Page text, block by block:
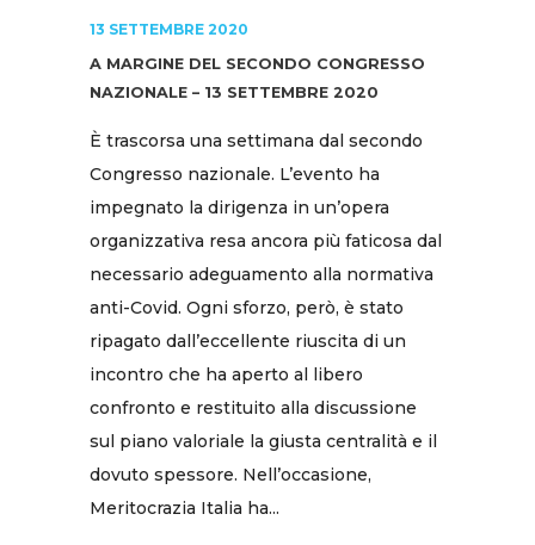
13 SETTEMBRE 2020
A MARGINE DEL SECONDO CONGRESSO
NAZIONALE – 13 SETTEMBRE 2020
È trascorsa una settimana dal secondo
Congresso nazionale. L’evento ha
impegnato la dirigenza in un’opera
organizzativa resa ancora più faticosa dal
necessario adeguamento alla normativa
anti-Covid. Ogni sforzo, però, è stato
ripagato dall’eccellente riuscita di un
incontro che ha aperto al libero
confronto e restituito alla discussione
sul piano valoriale la giusta centralità e il
dovuto spessore. Nell’occasione,
Meritocrazia Italia ha...